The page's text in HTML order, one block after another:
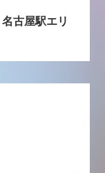
古屋駅エリ